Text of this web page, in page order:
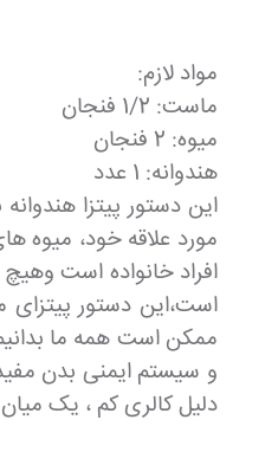
مواد لازم:
ماست: 1/2 فنجان
میوه: 2 فنجان
هندوانه: 1 عدد
مورد علاقه خود، میوه
افراد خانواده است
است،این دستور
ممکن است همه ما
دلیل کالری کم ، یک